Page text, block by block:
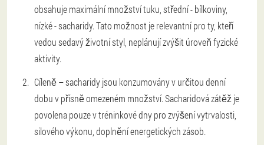
obsahuje maximální množství tuku, střední - bílkoviny,
nízké - sacharidy. Tato možnost je relevantní pro ty, kteří
vedou sedavý životní styl, neplánují zvýšit úroveň fyzické
aktivity.
Cíleně – sacharidy jsou konzumovány v určitou denní
dobu v přísně omezeném množství. Sacharidová zátěž je
povolena pouze v tréninkové dny pro zvýšení vytrvalosti,
silového výkonu, doplnění energetických zásob.